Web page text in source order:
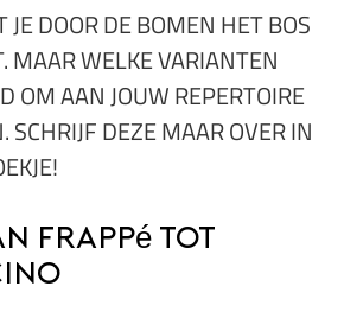
DOOR DE BOMEN HET BOS
MAAR WELKE VARIANTEN
OM AAN JOUW REPERTOIRE
SCHRIJF DEZE MAAR OVER IN
frappé tot